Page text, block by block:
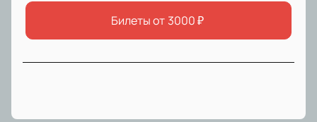
Билеты от 3000₽